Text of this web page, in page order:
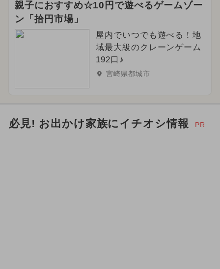
2025年4月のイベント
2024年10月のイベント
2024年8月のイベント
ご当地グルメ・限定メニュー
親子におすすめ☆10円で遊べるゲームゾー
ン「拾円市場」
屋内でいつでも遊べる！地
域最大級のクレーンゲーム
192口♪
宮崎県都城市
必見! お出かけ家族にイチオシ情報 PR